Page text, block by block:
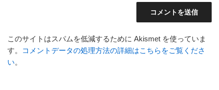
このサイトはスパムを低減するために Akismet を使っていま
す。
コメントデータの処理方法の詳細はこちらをご覧くださ
い。